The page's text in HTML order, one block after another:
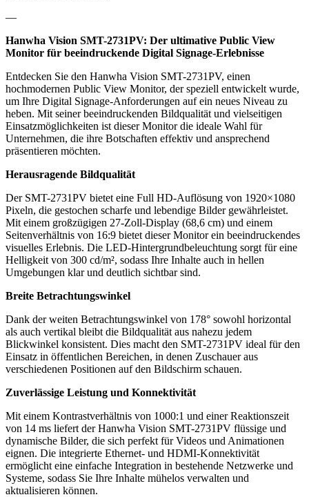
—
Hanwha Vision SMT-2731PV: Der ultimative Public View
Monitor für beeindruckende Digital Signage-Erlebnisse
Entdecken Sie den Hanwha Vision SMT-2731PV, einen
hochmodernen Public View Monitor, der speziell entwickelt wurde,
um Ihre Digital Signage-Anforderungen auf ein neues Niveau zu
heben. Mit seiner beeindruckenden Bildqualität und vielseitigen
Einsatzmöglichkeiten ist dieser Monitor die ideale Wahl für
Unternehmen, die ihre Botschaften effektiv und ansprechend
präsentieren möchten.
Herausragende Bildqualität
Der SMT-2731PV bietet eine Full HD-Auflösung von 1920×1080
Pixeln, die gestochen scharfe und lebendige Bilder gewährleistet.
Mit einem großzügigen 27-Zoll-Display (68,6 cm) und einem
Seitenverhältnis von 16:9 bietet dieser Monitor ein beeindruckendes
visuelles Erlebnis. Die LED-Hintergrundbeleuchtung sorgt für eine
Helligkeit von 300 cd/m², sodass Ihre Inhalte auch in hellen
Umgebungen klar und deutlich sichtbar sind.
Breite Betrachtungswinkel
Dank der weiten Betrachtungswinkel von 178° sowohl horizontal
als auch vertikal bleibt die Bildqualität aus nahezu jedem
Blickwinkel konsistent. Dies macht den SMT-2731PV ideal für den
Einsatz in öffentlichen Bereichen, in denen Zuschauer aus
verschiedenen Positionen auf den Bildschirm schauen.
Zuverlässige Leistung und Konnektivität
Mit einem Kontrastverhältnis von 1000:1 und einer Reaktionszeit
von 14 ms liefert der Hanwha Vision SMT-2731PV flüssige und
dynamische Bilder, die sich perfekt für Videos und Animationen
eignen. Die integrierte Ethernet- und HDMI-Konnektivität
ermöglicht eine einfache Integration in bestehende Netzwerke und
Systeme, sodass Sie Ihre Inhalte mühelos verwalten und
aktualisieren können.